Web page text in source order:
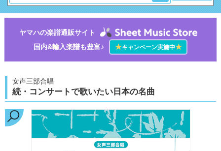
ヤマハの楽譜通販サイト
国内&輸入楽譜も豊富♪
★キャンペーン実施中★
女声三部合唱
続・コンサートで歌いたい日本の名曲